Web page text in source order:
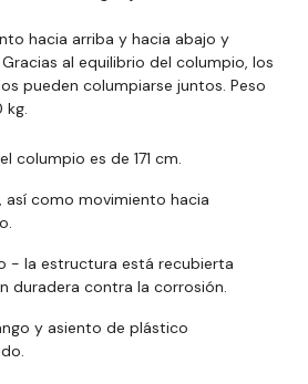
hacia arriba y hacia abajo y
al equilibrio del columpio, los
pueden columpiarse juntos. Peso
kg.
columpio es de 171 cm.
así como movimiento hacia
- la estructura está recubierta
duradera contra la corrosión.
y asiento de plástico